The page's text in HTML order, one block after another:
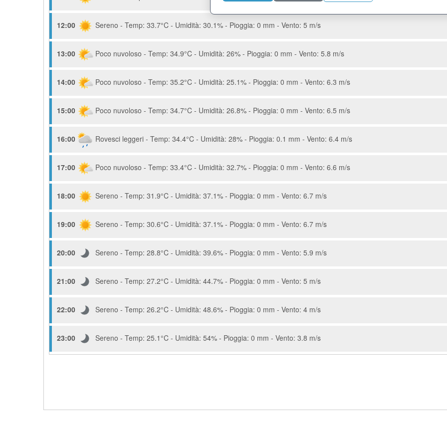
12:00 Sereno - Temp: 33.7°C - Umidità: 30.1% - Pioggia: 0 mm - Vento: 5 m/s
13:00 Poco nuvoloso - Temp: 34.9°C - Umidità: 26% - Pioggia: 0 mm - Vento: 5.8 m/s
14:00 Poco nuvoloso - Temp: 35.2°C - Umidità: 25.1% - Pioggia: 0 mm - Vento: 6.3 m/s
15:00 Poco nuvoloso - Temp: 34.7°C - Umidità: 26.8% - Pioggia: 0 mm - Vento: 6.5 m/s
16:00 Rovesci leggeri - Temp: 34.4°C - Umidità: 28% - Pioggia: 0.1 mm - Vento: 6.4 m/s
17:00 Poco nuvoloso - Temp: 33.4°C - Umidità: 32.7% - Pioggia: 0 mm - Vento: 6.6 m/s
18:00 Sereno - Temp: 31.9°C - Umidità: 37.1% - Pioggia: 0 mm - Vento: 6.7 m/s
19:00 Sereno - Temp: 30.6°C - Umidità: 37.1% - Pioggia: 0 mm - Vento: 6.7 m/s
20:00 Sereno - Temp: 28.8°C - Umidità: 39.6% - Pioggia: 0 mm - Vento: 5.9 m/s
21:00 Sereno - Temp: 27.2°C - Umidità: 44.7% - Pioggia: 0 mm - Vento: 5 m/s
22:00 Sereno - Temp: 26.2°C - Umidità: 48.6% - Pioggia: 0 mm - Vento: 4 m/s
23:00 Sereno - Temp: 25.1°C - Umidità: 54% - Pioggia: 0 mm - Vento: 3.8 m/s